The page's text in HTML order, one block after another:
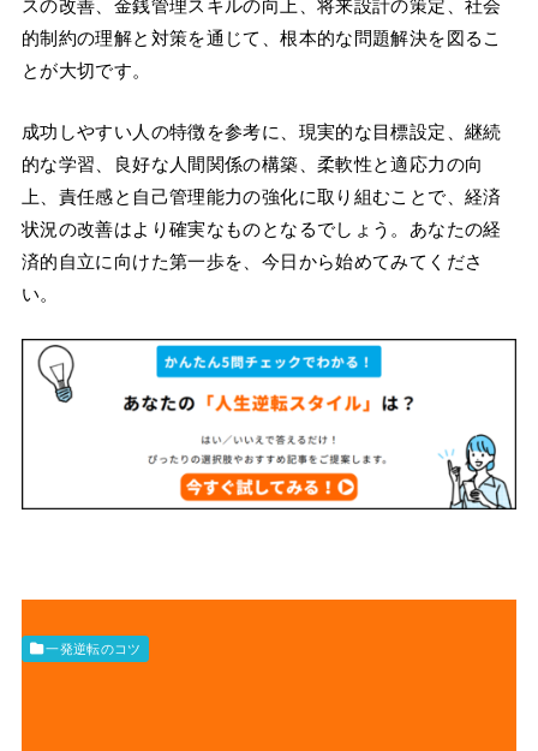
スの改善、金銭管理スキルの向上、将来設計の策定、社会
的制約の理解と対策を通じて、根本的な問題解決を図るこ
とが大切です。
成功しやすい人の特徴を参考に、現実的な目標設定、継続
的な学習、良好な人間関係の構築、柔軟性と適応力の向
上、責任感と自己管理能力の強化に取り組むことで、経済
状況の改善はより確実なものとなるでしょう。あなたの経
済的自立に向けた第一歩を、今日から始めてみてくださ
い。
一発逆転のコツ